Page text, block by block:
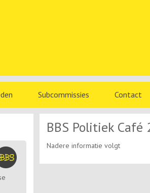
Subcommissies Contact
BBS Politiek Café
Nadere informatie volgt